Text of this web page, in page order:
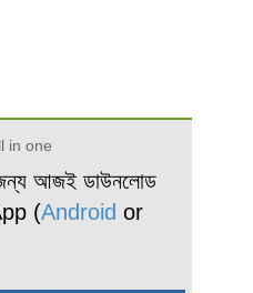
in one
আজই ডাউনলোড
(Android or